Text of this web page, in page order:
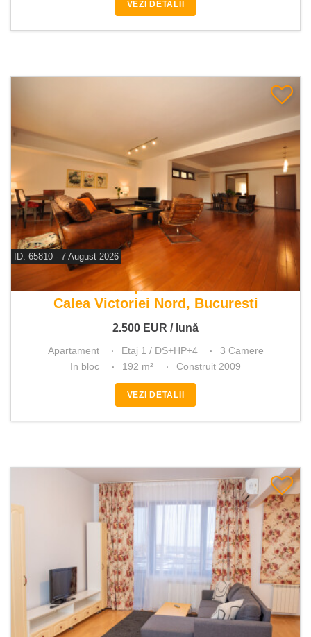
VEZI DETALII
ID: 65810 - 7 August 2026
De inchiriat apartament 3 camere
Calea Victoriei Nord, Bucuresti
2.500 EUR / lună
Apartament Etaj 1 / DS+HP+4
3 Camere
In bloc
192 m² Construit 2009
VEZI DETALII